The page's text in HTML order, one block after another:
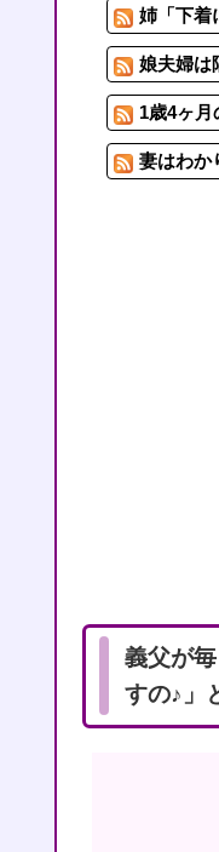
1/6私、結婚
姉「下着
娘夫婦は
1歳4ヶ
妻はわか
義父が
すの♪」